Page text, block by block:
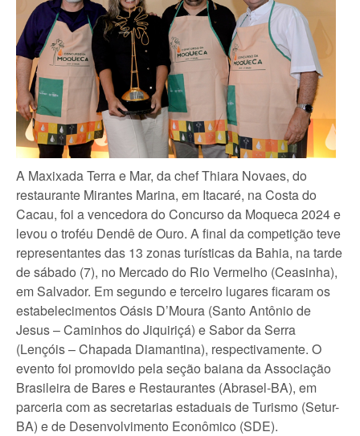
A Maxixada Terra e Mar, da chef Thiara Novaes, do
restaurante Mirantes Marina, em Itacaré, na Costa do
Cacau, foi a vencedora do Concurso da Moqueca 2024 e
levou o troféu Dendê de Ouro. A final da competição teve
representantes das 13 zonas turísticas da Bahia, na tarde
de sábado (7), no Mercado do Rio Vermelho (Ceasinha),
em Salvador. Em segundo e terceiro lugares ficaram os
estabelecimentos Oásis D’Moura (Santo Antônio de
Jesus – Caminhos do Jiquiriçá) e Sabor da Serra
(Lençóis – Chapada Diamantina), respectivamente. O
evento foi promovido pela seção baiana da Associação
Brasileira de Bares e Restaurantes (Abrasel-BA), em
parceria com as secretarias estaduais de Turismo (Setur-
BA) e de Desenvolvimento Econômico (SDE).